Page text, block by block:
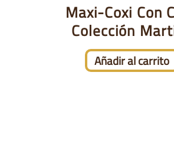
Maxi-Coxi Con
Colección
Añadir al carrito